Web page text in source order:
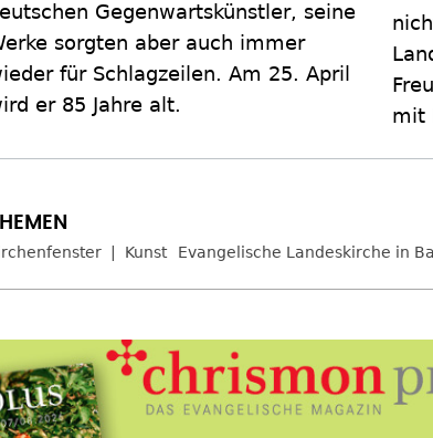
Gegenwartskünstler, seine
sorgten aber auch immer
für Schlagzeilen. Am 25. April
er 85 Jahre alt.
mit
Kunst Evangelische Landeskirche in